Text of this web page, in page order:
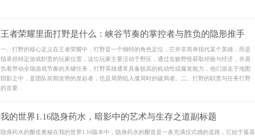
王者荣耀里面打野是什么：峡谷节奏的掌控者与胜负的隐形推手
一、打野的核心定义在王者荣耀中，打野是一个独特的角色定位，它并非简单指代某个英雄，而是
指承担特定游戏职责的玩家位置，这位玩家主要活动于野区，通过击败野怪获取经验与经济，并肩
负着带动全场游戏节奏的关键任务，打野英雄通常具备较高的机动性或爆发能力，他们游走于地图
阴影之中，是团队前期攻势的发起者，也是局势陷入僵局时的破局者。二、打野的职责与任务打野
的首要...
我的世界1.16隐身药水，暗影中的艺术与生存之道副标题
隐身药水的酿造奥秘在我的世界1.16版本中，隐身药水的酿造是一条充满仪式感的道路，它始于最基